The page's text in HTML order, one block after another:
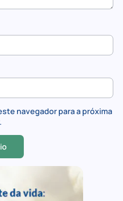
navegador para a próxima